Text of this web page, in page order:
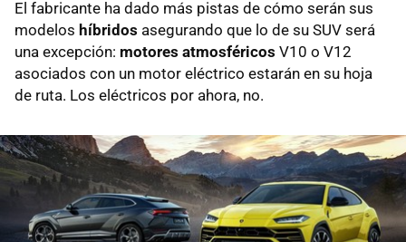
El fabricante ha dado más pistas de cómo serán sus
modelos híbridos asegurando que lo de su SUV será
una excepción: motores atmosféricos V10 o V12
asociados con un motor eléctrico estarán en su hoja
de ruta. Los eléctricos por ahora, no.